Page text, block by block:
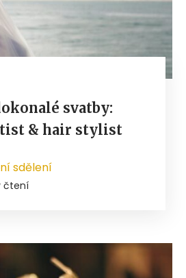
svatby:
& hair stylist
sdělení
čtení